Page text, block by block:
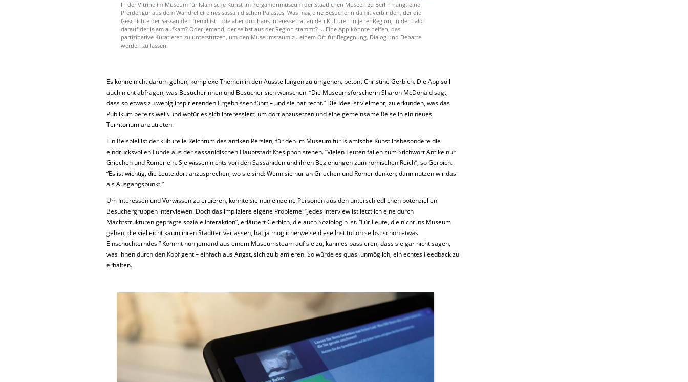
In der Vitrine im Museum für Islamische Kunst im Pergamonmuseum der Staatlichen Museen zu Berlin hängt eine
Pferdefigur aus dem Wandrelief eines sassanidischen Palastes. Was mag eine Besucherin damit verbinden, der die
Geschichte der Sassaniden fremd ist – die aber durchaus Interesse hat an den Kulturen in jener Region, in der bald
darauf der Islam aufkam? Oder jemand, der selbst aus der Region stammt? … Eine App könnte helfen, das
partizipative Kuratieren zu unterstützen, um den Museumsraum zu einem Ort für Begegnung, Dialog und Debatte
werden zu lassen.
Es könne nicht darum gehen, komplexe Themen in den Ausstellun­gen zu umgehen, betont Christine Gerbich. Die App soll
auch nicht abfragen, was Besucherinnen und Besucher sich wünschen. “Die Museumsforscherin Sharon McDonald sagt,
dass so etwas zu wenig inspirierenden Ergebnissen führt – und sie hat recht.” Die Idee ist vielmehr, zu erkunden, was das
Publikum bereits weiß und wofür es sich interessiert, um dort anzusetzen und eine gemeinsame Reise in ein neues
Territorium anzutreten.
Ein Beispiel ist der kulturelle Reichtum des antiken Persien, für den im Museum für Islamische Kunst insbesondere die
eindrucksvollen Funde aus der sassanidischen Hauptstadt Ktesiphon stehen. “Vielen Leuten fallen zum Stichwort Antike nur
Griechen und Römer ein. Sie wissen nichts von den Sassaniden und ihren Beziehungen zum römischen Reich”, so Gerbich.
“Es ist wichtig, die Leute dort anzusprechen, wo sie sind: Wenn sie nur an Griechen und Römer denken, dann nutzen wir das
als Ausgangspunkt.”
Um Interessen und Vorwissen zu eruieren, könnte sie nun einzelne Personen aus den unterschiedlichen potenziellen
Besuchergruppen interviewen. Doch das impliziere eigene Probleme: “Jedes Interview ist letztlich eine durch
Machtstrukturen geprägte soziale Interaktion”, erläutert Gerbich, die auch Soziologin ist. “Für Leute, die nicht ins Museum
gehen, die vielleicht kaum ihren Stadtteil verlassen, hat ja möglicherweise diese Institution selbst schon etwas
Einschüchterndes.” Kommt nun jemand aus einem Museumsteam auf sie zu, kann es passieren, dass sie gar nicht sagen,
was ihnen durch den Kopf geht – einfach aus Angst, sich zu blamieren. So würde es quasi unmöglich, ein echtes Feedback zu
erhalten.